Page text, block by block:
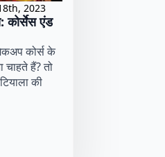
2023
कोर्सेस एंड
कोर्स के
चाहते हैं? तो
की